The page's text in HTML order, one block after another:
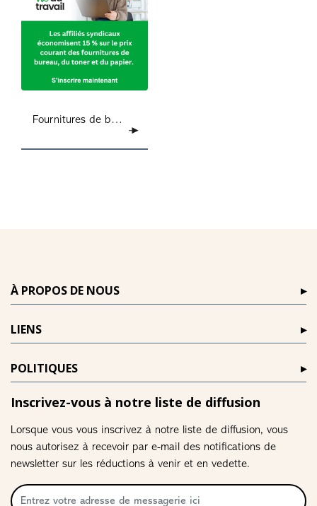
Fournitures de bureau
À PROPOS DE NOUS
LIENS
POLITIQUES
Inscrivez-vous à notre liste de diffusion
Lorsque vous vous inscrivez à notre liste de diffusion, vous
nous autorisez à recevoir par e-mail des notifications de
newsletter sur les réductions à venir et en vedette.